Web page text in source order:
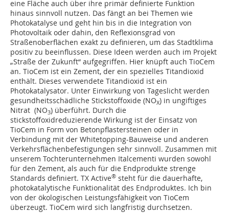
eine Fläche auch über ihre primär definierte Funktion
hinaus sinnvoll nutzen. Das fängt an bei Themen wie
Photokatalyse und geht hin bis in die Integration von
Photovoltaik oder dahin, den Reflexionsgrad von
Straßenoberflächen exakt zu definieren, um das Stadtklima
positiv zu beeinflussen. Diese Ideen werden auch im Projekt
„Straße der Zukunft“ aufgegriffen. Hier knüpft auch TioCem
an. TioCem ist ein Zement, der ein spezielles Titandioxid
enthält. Dieses verwendete Titandioxid ist ein
Photokatalysator. Unter Einwirkung von Tageslicht werden
gesundheitsschädliche Stickstoffoxide (NOX) in ungiftiges
Nitrat (NO3) überführt. Durch die
stickstoffoxidreduzierende Wirkung ist der Einsatz von
TioCem in Form von Betonpflastersteinen oder in
Verbindung mit der Whitetopping-Bauweise und anderen
Verkehrsflächenbefestigungen sehr sinnvoll. Zusammen mit
unserem Tochterunternehmen Italcementi wurden sowohl
für den Zement, als auch für die Endprodukte strenge
Standards definiert. TX Active® steht für die dauerhafte,
photokatalytische Funktionalität des Endproduktes. Ich bin
von der ökologischen Leistungsfähigkeit von TioCem
überzeugt. TioCem wird sich langfristig durchsetzen.